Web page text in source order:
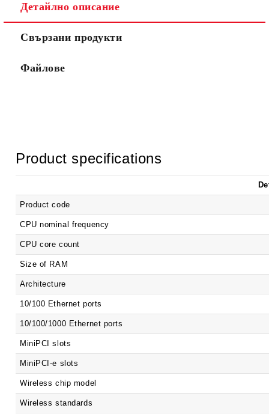
Детайлно описание
Свързани продукти
Файлове
Product specifications
Product code
CPU nominal frequency
CPU core count
Size of RAM
Architecture
10/100 Ethernet ports
10/100/1000 Ethernet ports
MiniPCI slots
MiniPCI-e slots
Wireless chip model
Wireless standards